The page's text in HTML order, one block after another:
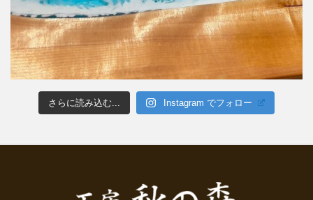
さらに読み込む... Instagram でフォロー